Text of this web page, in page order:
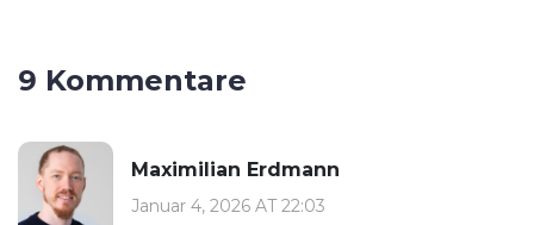
9 Kommentare
Maximilian Erdmann
Januar 4, 2026 AT 22:03